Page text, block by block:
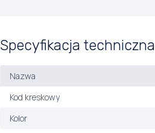
Specyfikacja techniczna
Nazwa
Kod kreskowy
Kolor